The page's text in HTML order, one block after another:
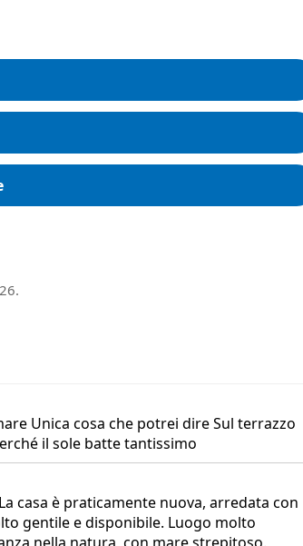
Unica cosa che potrei dire Sul terrazzo
il sole batte tantissimo
casa è praticamente nuova, arredata con
gentile e disponibile. Luogo molto